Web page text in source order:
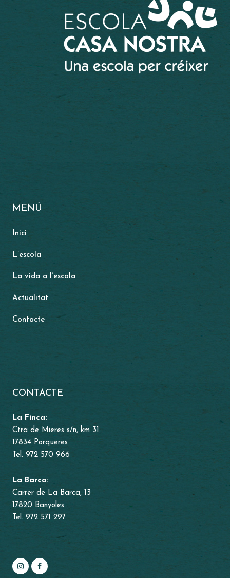
MENÚ
Inici
L’escola
La vida a l’escola
Actualitat
Contacte
CONTACTE
La Finca:
Ctra de Mieres s/n, km 31
17834 Porqueres
Tel. 972 570 966
La Barca:
Carrer de La Barca, 13
17820 Banyoles
Tel. 972 571 297